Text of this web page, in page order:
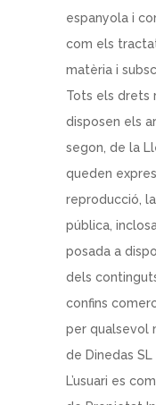
espanyola i
com els
matèria i
Tots els drets
disposen els
segon, de la
queden
reproducció,
pública,
posada a
dels
confins
per qualsevol
de Dinedas SL
L’usuari es